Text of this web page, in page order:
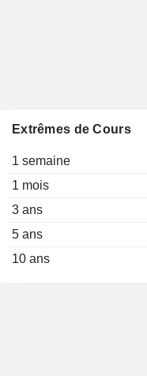
Extrêmes de Cours
1 semaine
1 mois
3 ans
5 ans
10 ans